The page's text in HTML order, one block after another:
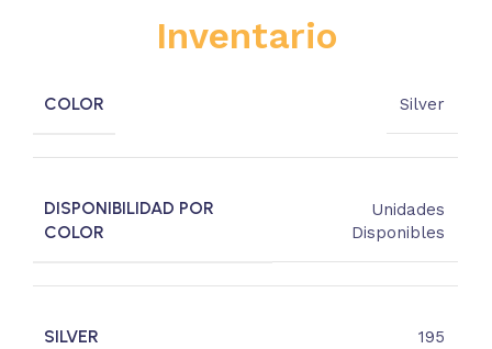
Inventario
COLOR Silver
DISPONIBILIDAD POR
COLOR
Unidades
Disponibles
SILVER 195